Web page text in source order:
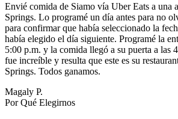
Envié comida de Siamo vía Uber Eats a una
Springs. Lo programé un día antes para no
para confirmar que había seleccionado la
había elegido el día siguiente. Programé la
5:00 p.m. y la comida llegó a su puerta a las
fue increíble y resulta que este es su
Springs. Todos ganamos.
Magaly P.
Por Qué Elegirnos